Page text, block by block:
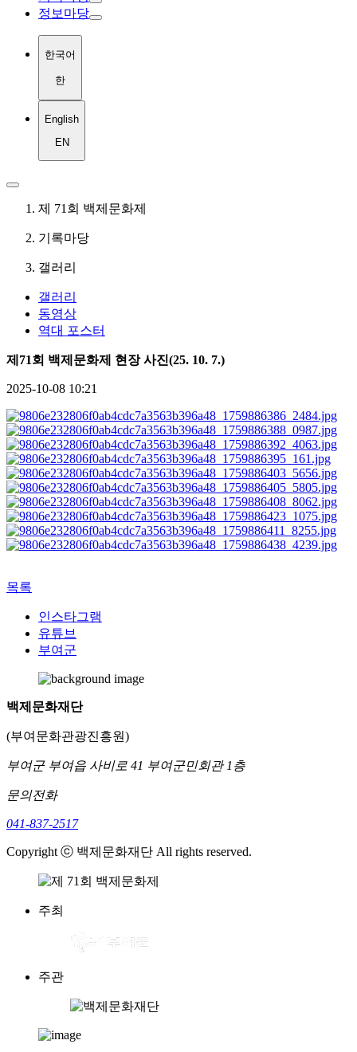
정보마당
한국어
한
English
EN
제 71회 백제문화제
기록마당
갤러리
갤러리
동영상
역대 포스터
제71회 백제문화제 현장 사진(25. 10. 7.)
2025-10-08 10:21
목록
인스타그램
유튜브
부여군
백제문화재단
(부여문화관광진흥원)
부여군 부여읍 사비로 41 부여군민회관 1층
문의전화
041-837-2517
Copyright ⓒ 백제문화재단 All rights reserved.
주최
주관